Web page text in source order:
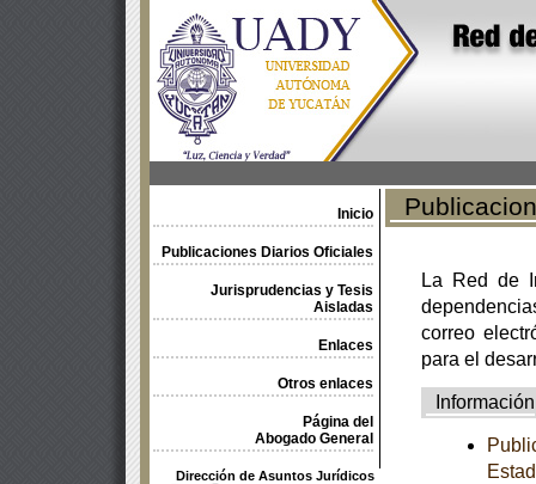
Inicio
Publicaciones Diarios Oficiales
Jurisprudencias y Tesis
Aisladas
Enlaces
Otros enlaces
Página del
Abogado General
Dirección de Asuntos Jurídicos
La Red de
correo
para el
Información